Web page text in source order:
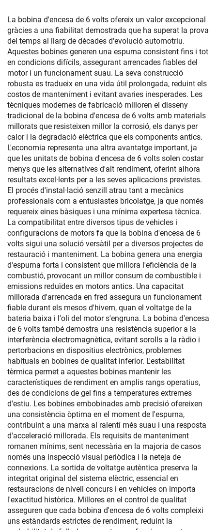
La bobina d'encesa de 6 volts ofereix un valor excepcional
gràcies a una fiabilitat demostrada que ha superat la prova
del temps al llarg de dècades d'evolució automotriu.
Aquestes bobines generen una espurna consistent fins i tot
en condicions difícils, assegurant arrencades fiables del
motor i un funcionament suau. La seva construcció
robusta es tradueix en una vida útil prolongada, reduint els
costos de manteniment i evitant avaries inesperades. Les
tècniques modernes de fabricació milloren el disseny
tradicional de la bobina d'encesa de 6 volts amb materials
millorats que resisteixen millor la corrosió, els danys per
calor i la degradació elèctrica que els components antics.
L'economia representa una altra avantatge important, ja
que les unitats de bobina d'encesa de 6 volts solen costar
menys que les alternatives d'alt rendiment, oferint alhora
resultats excel·lents per a les seves aplicacions previstes.
El procés d'instal·lació senzill atrau tant a mecànics
professionals com a entusiastes bricolatge, ja que només
requereix eines bàsiques i una mínima expertesa tècnica.
La compatibilitat entre diversos tipus de vehicles i
configuracions de motors fa que la bobina d'encesa de 6
volts sigui una solució versàtil per a diversos projectes de
restauració i manteniment. La bobina genera una energia
d'espurna forta i consistent que millora l'eficiència de la
combustió, provocant un millor consum de combustible i
emissions reduïdes en motors antics. Una capacitat
millorada d'arrencada en fred assegura un funcionament
fiable durant els mesos d'hivern, quan el voltatge de la
bateria baixa i l'oli del motor s'engruna. La bobina d'encesa
de 6 volts també demostra una resistència superior a la
interferència electromagnètica, evitant sorolls a la ràdio i
pertorbacions en dispositius electrònics, problemes
habituals en bobines de qualitat inferior. L'estabilitat
tèrmica permet a aquestes bobines mantenir les
característiques de rendiment en amplis rangs operatius,
des de condicions de gel fins a temperatures extremes
d'estiu. Les bobines embobinades amb precisió ofereixen
una consistència òptima en el moment de l'espurna,
contribuint a una marxa al ralentí més suau i una resposta
d'acceleració millorada. Els requisits de manteniment
romanen mínims, sent necessària en la majoria de casos
només una inspecció visual periòdica i la neteja de
connexions. La sortida de voltatge autèntica preserva la
integritat original del sistema elèctric, essencial en
restauracions de nivell concurs i en vehicles on importa
l'exactitud històrica. Millores en el control de qualitat
asseguren que cada bobina d'encesa de 6 volts compleixi
uns estàndards estrictes de rendiment, reduint la